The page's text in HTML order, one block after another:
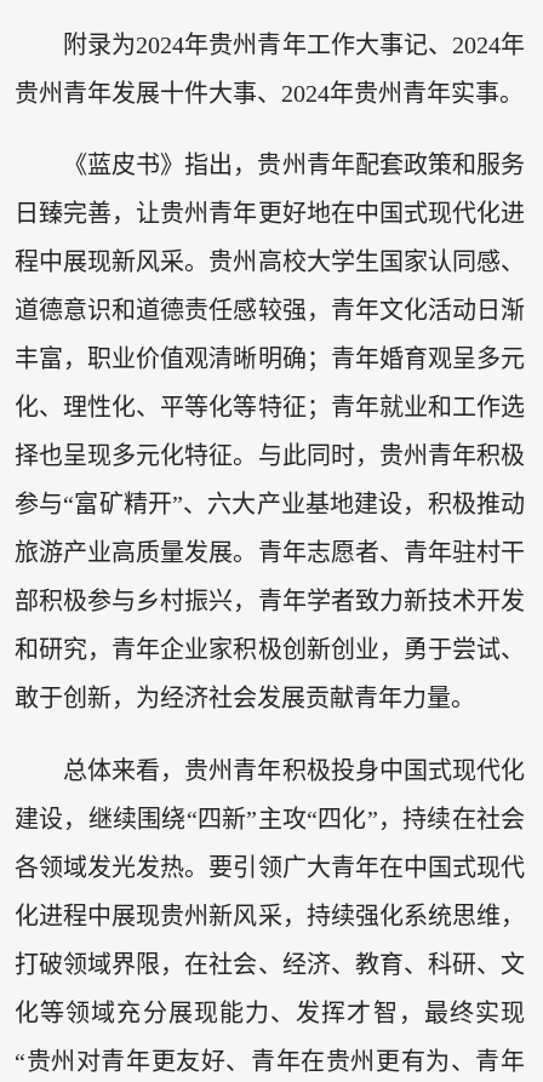
附录为2024年贵州青年工作大事记、2024年
贵州青年发展十件大事、2024年贵州青年实事。
《蓝皮书》指出，贵州青年配套政策和服务
日臻完善，让贵州青年更好地在中国式现代化进
程中展现新风采。贵州高校大学生国家认同感、
道德意识和道德责任感较强，青年文化活动日渐
丰富，职业价值观清晰明确；青年婚育观呈多元
化、理性化、平等化等特征；青年就业和工作选
择也呈现多元化特征。与此同时，贵州青年积极
参与“富矿精开”、六大产业基地建设，积极推动
旅游产业高质量发展。青年志愿者、青年驻村干
部积极参与乡村振兴，青年学者致力新技术开发
和研究，青年企业家积极创新创业，勇于尝试、
敢于创新，为经济社会发展贡献青年力量。
总体来看，贵州青年积极投身中国式现代化
建设，继续围绕“四新”主攻“四化”，持续在社会
各领域发光发热。要引领广大青年在中国式现代
化进程中展现贵州新风采，持续强化系统思维，
打破领域界限，在社会、经济、教育、科研、文
化等领域充分展现能力、发挥才智，最终实现
“贵州对青年更友好、青年在贵州更有为、青年